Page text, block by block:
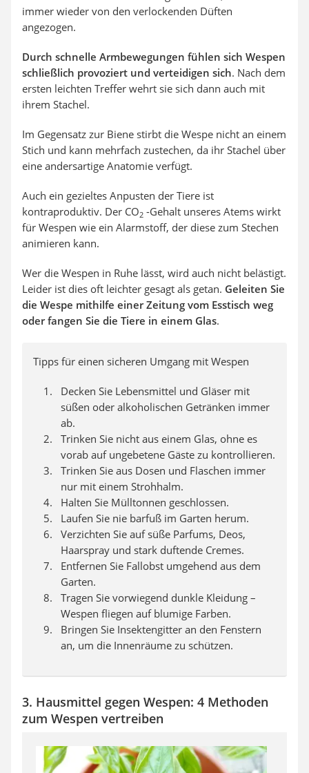
immer wieder von den verlockenden Düften
angezogen.
Durch schnelle Armbewegungen fühlen sich Wespen
schließlich provoziert und verteidigen sich. Nach dem
ersten leichten Treffer wehrt sie sich dann auch mit
ihrem Stachel.
Im Gegensatz zur Biene stirbt die Wespe nicht an einem
Stich und kann mehrfach zustechen, da ihr Stachel über
eine andersartige Anatomie verfügt.
Auch ein gezieltes Anpusten der Tiere ist
kontraproduktiv. Der CO2 -Gehalt unseres Atems wirkt
für Wespen wie ein Alarmstoff, der diese zum Stechen
animieren kann.
Wer die Wespen in Ruhe lässt, wird auch nicht belästigt.
Leider ist dies oft leichter gesagt als getan. Geleiten Sie
die Wespe mithilfe einer Zeitung vom Esstisch weg
oder fangen Sie die Tiere in einem Glas.
Tipps für einen sicheren Umgang mit Wespen
Decken Sie Lebensmittel und Gläser mit
süßen oder alkoholischen Getränken immer
ab.
Trinken Sie nicht aus einem Glas, ohne es
vorab auf ungebetene Gäste zu kontrollieren.
Trinken Sie aus Dosen und Flaschen immer
nur mit einem Strohhalm.
Halten Sie Mülltonnen geschlossen.
Laufen Sie nie barfuß im Garten herum.
Verzichten Sie auf süße Parfums, Deos,
Haarspray und stark duftende Cremes.
Entfernen Sie Fallobst umgehend aus dem
Garten.
Tragen Sie vorwiegend dunkle Kleidung –
Wespen fliegen auf blumige Farben.
Bringen Sie Insektengitter an den Fenstern
an, um die Innenräume zu schützen.
3. Hausmittel gegen Wespen: 4 Methoden
zum Wespen vertreiben